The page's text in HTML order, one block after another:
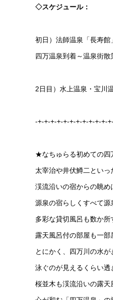
◇スケジュール：
初日）法師温泉「長寿
四万温泉到着～温泉街
2日目）水上温泉・宝川
-+-+-+-+-+-+-+-+-+-+-+-
★なちゅらる初めての四
太宰治や井伏鱒二といっ
渓流沿いの宿からの眺め
源泉の宿らしくすべて源
多彩な貸切風呂も数か所
露天風呂付の部屋も一
とにかく、四万川の水
泳ぐのが見えるくらい透
桜並木も渓流沿いの露天